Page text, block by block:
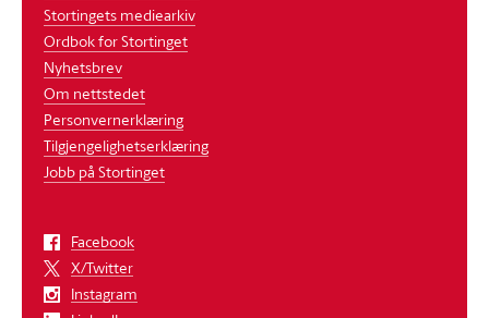
Stortingets mediearkiv
Ordbok for Stortinget
Nyhetsbrev
Om nettstedet
Personvernerklæring
Tilgjengelighetserklæring
Jobb på Stortinget
Facebook
X/Twitter
Instagram